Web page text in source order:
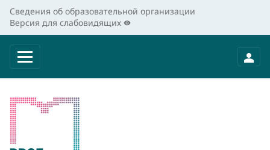
Сведения об образовательной организации
Версия для слабовидящих